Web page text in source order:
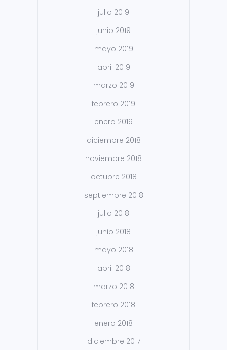
julio 2019
junio 2019
mayo 2019
abril 2019
marzo 2019
febrero 2019
enero 2019
diciembre 2018
noviembre 2018
octubre 2018
septiembre 2018
julio 2018
junio 2018
mayo 2018
abril 2018
marzo 2018
febrero 2018
enero 2018
diciembre 2017